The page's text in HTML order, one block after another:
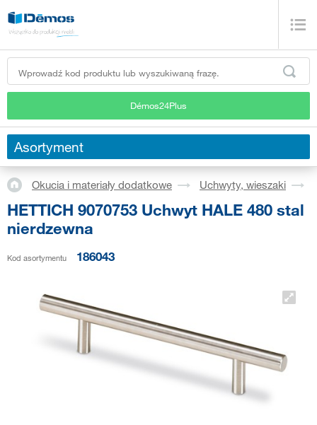
Démos24Plus
Asortyment
Okucia i materiały dodatkowe Uchwyty, wieszaki
HETTICH 9070753 Uchwyt HALE 480 stal
nierdzewna
Kod asortymentu 186043